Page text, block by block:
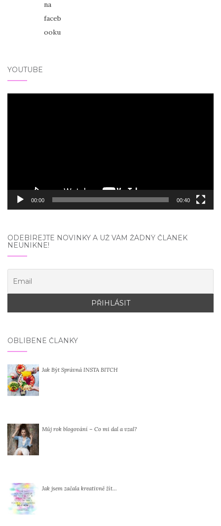
YOUTUBE
00:00 00:40
ODEBÍREJTE NOVINKY A UŽ VÁM ŽÁDNÝ ČLÁNEK
NEUNIKNE!
OBLÍBENÉ ČLÁNKY
Jak Být Správná INSTA BITCH
Můj rok blogování – Co mi dal a vzal?
Jak jsem začala kreativně žít…